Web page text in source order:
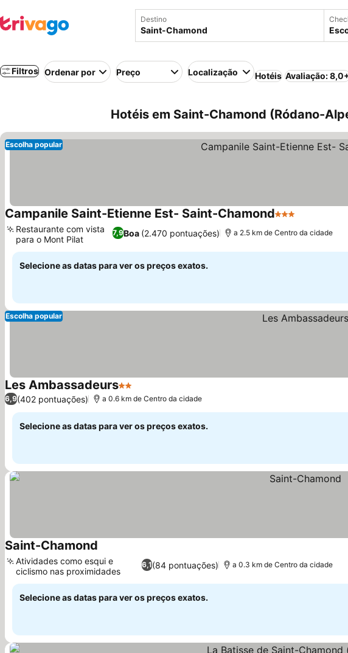
Destino
Filtros Ordenar por Preço Localização Hotéis Avaliação:
Hotéis em Saint-Chamond (Ródano-
Escolha popular
Campanile Saint-Etienne Est- Saint-Chamond3 Estrelas
7,9Boa (2.470 pontuações)
Restaurante com vista
para o Mont Pilat
a 2.5 km de Centro da cidade
Selecione as datas para ver os preços exatos.
Escolha popular
Les Ambassadeurs2 Estrelas
6,9(402 pontuações) a 0.6 km de Centro da cidade
Selecione as datas para ver os preços exatos.
Saint-Chamond
6,1(84 pontuações)
Atividades como esqui e
ciclismo nas proximidades
a 0.3 km de Centro da cidade
Selecione as datas para ver os preços exatos.